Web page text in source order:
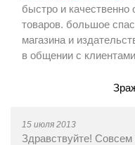
быстро и качественно
товаров. большое
магазина и
в общении с
15 июля 2013
Здравствуйте!